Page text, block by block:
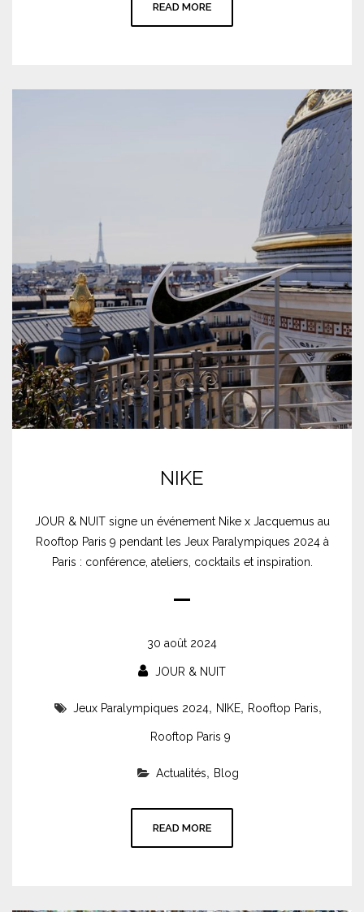
READ MORE
NIKE
JOUR & NUIT signe un événement Nike x Jacquemus au
Rooftop Paris 9 pendant les Jeux Paralympiques 2024 à
Paris : conférence, ateliers, cocktails et inspiration.
30 août 2024
JOUR & NUIT
Jeux Paralympiques 2024, NIKE, Rooftop Paris,
Rooftop Paris 9
Actualités, Blog
READ MORE